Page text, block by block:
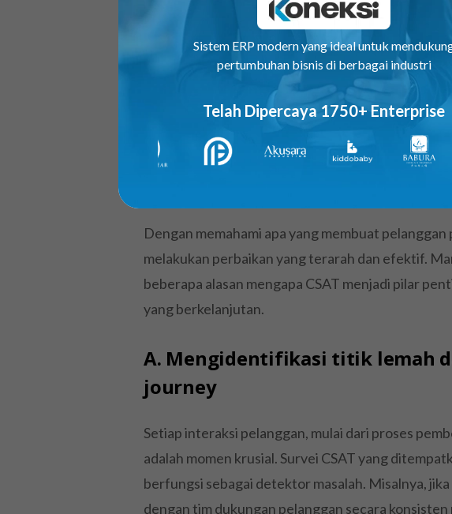
Sistem ERP modern yang ideal untuk
pertumbuhan bisnis di berbagai industri
Telah Dipercaya 1750+ Enterprise
CSAT sangat penting karena secara langsung
mengidentifikasi kelemahan layanan,
menjadi dasar pengambilan keputusan strategis
bukan sekadar metrik kepuasan sesaat; ini adalah
Anda dengan pelanggan yang berdampak
perusahaan. Dari pengalaman saya, perusahaan
Dengan memahami apa yang membuat
melakukan perbaikan yang terarah dan efektif.
beberapa alasan mengapa CSAT menjadi pilar
yang berkelanjutan.
A. Mengidentifikasi titik lemah
journey
Setiap interaksi pelanggan, mulai dari proses
adalah momen krusial. Survei CSAT yang
berfungsi sebagai detektor masalah. Misalnya,
dengan tim dukungan pelanggan secara konsisten